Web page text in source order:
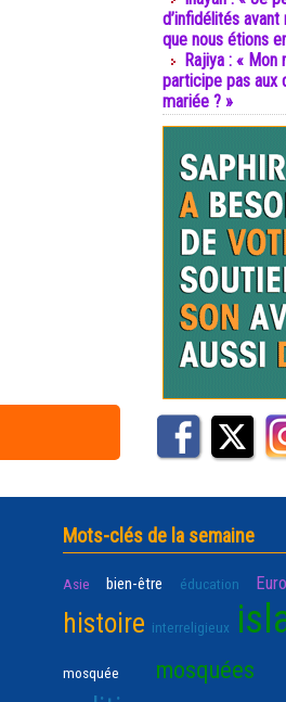
d’infidélités
que nous étions
Rajiya : « Mon
participe pas aux
mariée ? »
Mots-clés de la semaine
Asie bien-être éducation
histoire interreligieux
mosquée mosquées